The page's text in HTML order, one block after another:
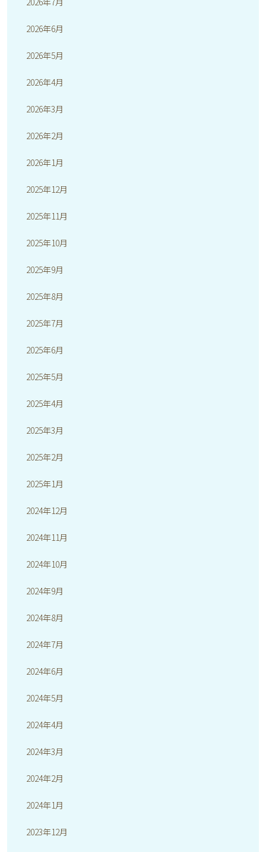
2026年6月
2026年5月
2026年4月
2026年3月
2026年2月
2026年1月
2025年12月
2025年11月
2025年10月
2025年9月
2025年8月
2025年7月
2025年6月
2025年5月
2025年4月
2025年3月
2025年2月
2025年1月
2024年12月
2024年11月
2024年10月
2024年9月
2024年8月
2024年7月
2024年6月
2024年5月
2024年4月
2024年3月
2024年2月
2024年1月
2023年12月